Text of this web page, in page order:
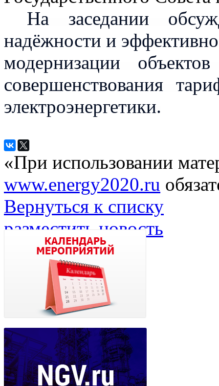
На заседании
надёжности и
модернизации
совершенствования
электроэнергетики.
«При использовании
www.energy2020.ru
Вернуться к списку
разместить новость